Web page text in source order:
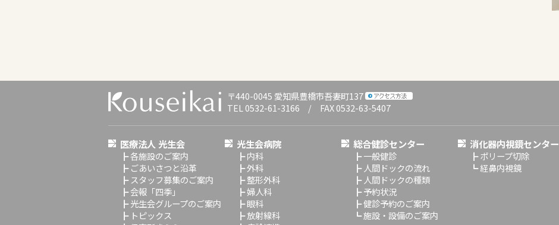
〒440-0045 愛知県豊橋市吾妻町137
TEL 0532-61-3166 / FAX 0532-63-5407
医療法人 光生会
┣各施設のご案内
┣ごあいさつと沿革
┣スタッフ募集のご案内
┣会報「四季」
┣光生会グループのご案内
┣ トピックス
光生会病院
┣内科
┣外科
┣整形外科
┣婦人科
┣眼科
┣放射線科
総合健診センター
┣一般健診
┣ 人間ドックの流れ
┣ 人間ドックの種類
┣予約状況
┣健診予約のご案内
┗施設・設備のご案内
消化器内視鏡センター
┣ポリープ切除
┗経鼻内視鏡